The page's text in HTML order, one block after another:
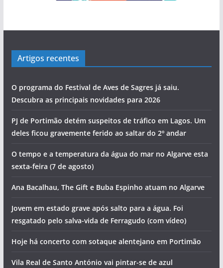
Artigos recentes
O programa do Festival de Aves de Sagres já saiu.
Descubra as principais novidades para 2026
PJ de Portimão detém suspeitos de tráfico em Lagos. Um
deles ficou gravemente ferido ao saltar do 2º andar
O tempo e a temperatura da água do mar no Algarve esta
sexta-feira (7 de agosto)
Ana Bacalhau, The Gift e Buba Espinho atuam no Algarve
Jovem em estado grave após salto para a água. Foi
resgatado pelo salva-vida de Ferragudo (com vídeo)
Hoje há concerto com sotaque alentejano em Portimão
Vila Real de Santo António vai pintar-se de azul